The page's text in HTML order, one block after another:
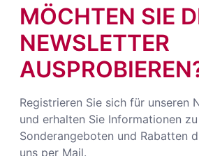
MÖCHTEN SIE
NEWSLETTER
Registrieren Sie sich für unseren
und erhalten Sie Informationen
Sonderangeboten und Rabatten
uns per Mail.